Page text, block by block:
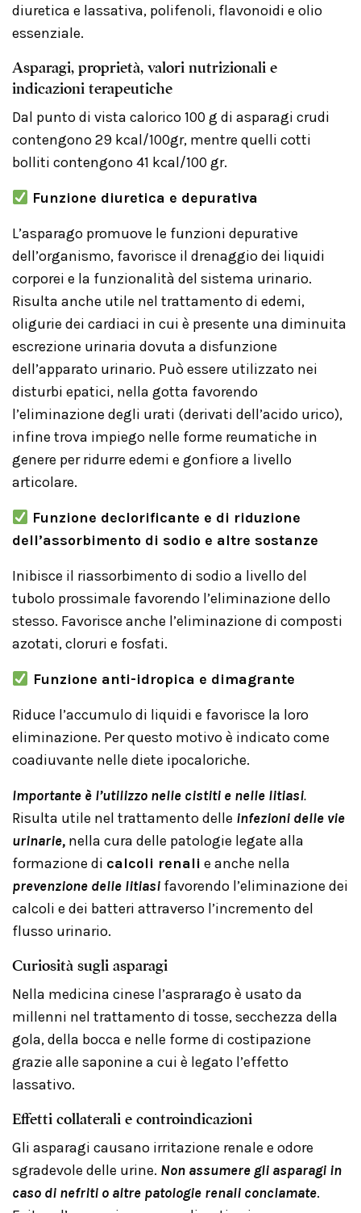
diuretica e lassativa, polifenoli, flavonoidi e olio
essenziale.
Asparagi, proprietà, valori nutrizionali e
indicazioni terapeutiche
Dal punto di vista calorico 100 g di asparagi crudi
contengono 29 kcal/100gr, mentre quelli cotti
bolliti contengono 41 kcal/100 gr.
Funzione diuretica e depurativa
L’asparago promuove le funzioni depurative
dell’organismo, favorisce il drenaggio dei liquidi
corporei e la funzionalità del sistema urinario.
Risulta anche utile nel trattamento di edemi,
oligurie dei cardiaci in cui è presente una diminuita
escrezione urinaria dovuta a disfunzione
dell’apparato urinario. Può essere utilizzato nei
disturbi epatici, nella gotta favorendo
l’eliminazione degli urati (derivati dell’acido urico),
infine trova impiego nelle forme reumatiche in
genere per ridurre edemi e gonfiore a livello
articolare.
Funzione declorificante e di riduzione
dell’assorbimento di sodio e altre sostanze
Inibisce il riassorbimento di sodio a livello del
tubolo prossimale favorendo l’eliminazione dello
stesso. Favorisce anche l’eliminazione di composti
azotati, cloruri e fosfati.
Funzione anti-idropica e dimagrante
Riduce l’accumulo di liquidi e favorisce la loro
eliminazione. Per questo motivo è indicato come
coadiuvante nelle diete ipocaloriche.
Importante è l’utilizzo nelle cistiti e nelle litiasi.
Risulta utile nel trattamento delle infezioni delle vie
urinarie, nella cura delle patologie legate alla
formazione di calcoli renali e anche nella
prevenzione delle litiasi favorendo l’eliminazione dei
calcoli e dei batteri attraverso l’incremento del
flusso urinario.
Curiosità sugli asparagi
Nella medicina cinese l’asprarago è usato da
millenni nel trattamento di tosse, secchezza della
gola, della bocca e nelle forme di costipazione
grazie alle saponine a cui è legato l’effetto
lassativo.
Effetti collaterali e controindicazioni
Gli asparagi causano irritazione renale e odore
sgradevole delle urine. Non assumere gli asparagi in
caso di nefriti o altre patologie renali conclamate.